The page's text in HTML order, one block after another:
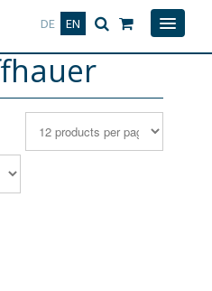
DE EN
Deutsch